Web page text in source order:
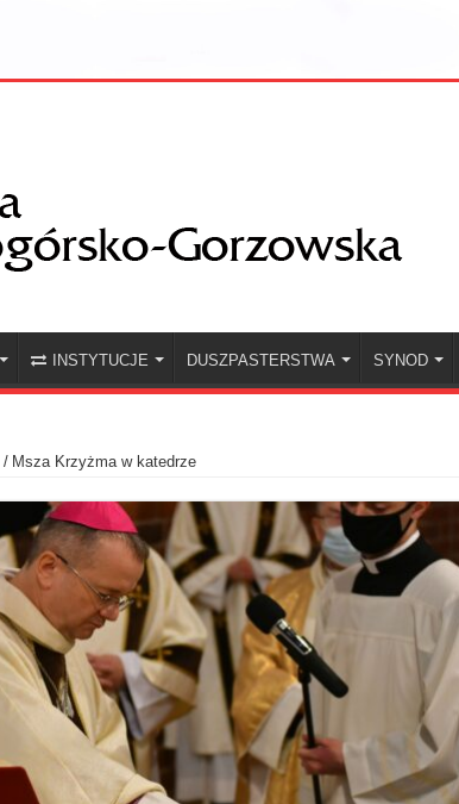
INSTYTUCJE DUSZPASTERSTWA SYNOD
/ Msza Krzyżma w katedrze